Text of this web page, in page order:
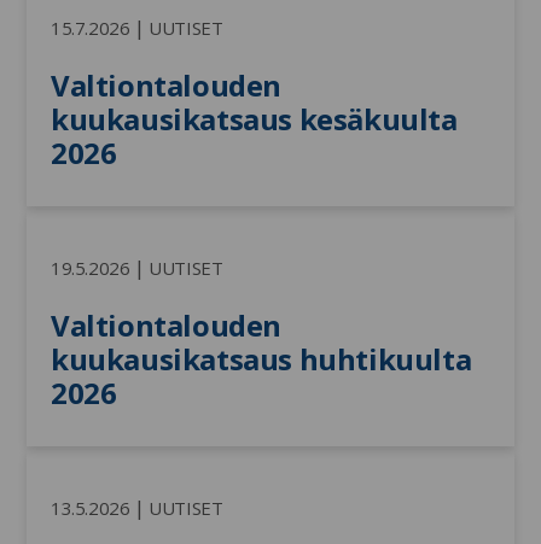
15.7.2026 | UUTISET
Valtiontalouden
kuukausikatsaus kesäkuulta
2026
19.5.2026 | UUTISET
Valtiontalouden
kuukausikatsaus huhtikuulta
2026
13.5.2026 | UUTISET